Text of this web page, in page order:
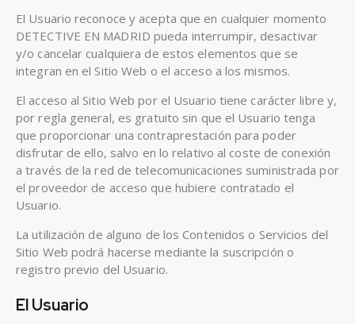
El Usuario reconoce y acepta que en cualquier momento
DETECTIVE EN MADRID pueda interrumpir, desactivar
y/o cancelar cualquiera de estos elementos que se
integran en el Sitio Web o el acceso a los mismos.
El acceso al Sitio Web por el Usuario tiene carácter libre y,
por regla general, es gratuito sin que el Usuario tenga
que proporcionar una contraprestación para poder
disfrutar de ello, salvo en lo relativo al coste de conexión
a través de la red de telecomunicaciones suministrada por
el proveedor de acceso que hubiere contratado el
Usuario.
La utilización de alguno de los Contenidos o Servicios del
Sitio Web podrá hacerse mediante la suscripción o
registro previo del Usuario.
El Usuario